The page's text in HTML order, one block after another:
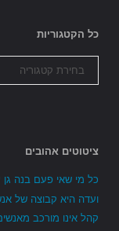
כל הקטגוריות
הקטגוריות
ציטוטים אהובים
כל מי שאי פעם בנה גן
ועדה היא קבוצה של
קהל אינו מורכב